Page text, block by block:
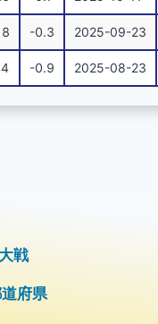
-0.3 2025-09-23
-0.9 2025-08-23
戦
府県